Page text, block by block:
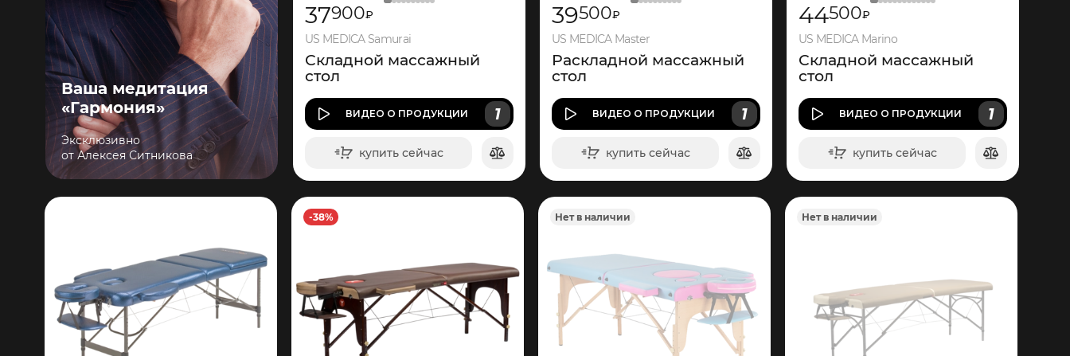
Ваша медитация
«Гармония»
Эксклюзивно
от Алексея Ситникова
37900₽
US MEDICA Samurai
Складной массажный
стол
ВИДЕО О ПРОДУКЦИИ 1
купить сейчас
в корзину
39500₽
US MEDICA Master
Раскладной массажный
стол
ВИДЕО О ПРОДУКЦИИ 1
купить сейчас
в корзину
1185
44500₽
US MEDICA Marino
Складной массажный
стол
ВИДЕО О ПРОДУКЦИИ 1
купить сейчас
в корзину
-38% Нет в наличии Нет в наличии